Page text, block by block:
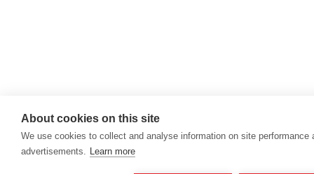
About cookies on this site
We use cookies to collect and analyse information on site
advertisements. Learn more